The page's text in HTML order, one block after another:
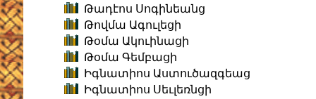
Թադէոս Սոգինեանց
Թովմա Ագուլեցի
Թօմա Ակուինացի
Թօմա Գեմբացի
Իգնատիոս Աստուծազգեաց
Իգնատիոս Սեւլեռնցի